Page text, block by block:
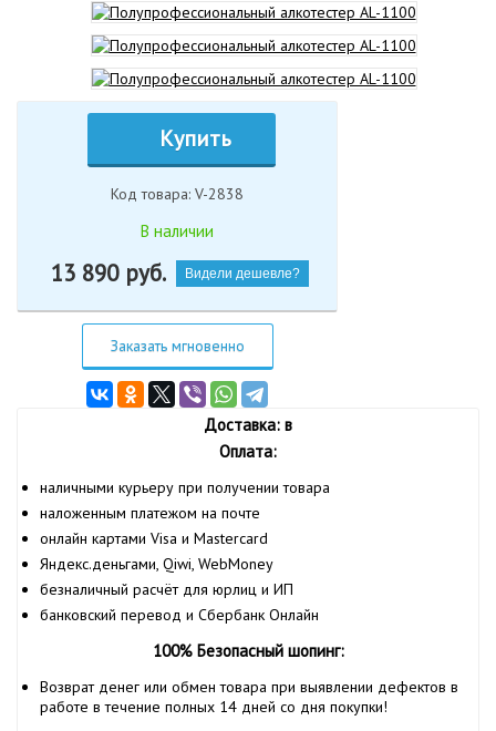
Купить
Код товара: V-2838
В наличии
13 890 руб. Видели дешевле?
Заказать мгновенно
Доставка: в
Оплата:
наличными курьеру при получении товара
наложенным платежом на почте
онлайн картами Visa и Mastercard
Яндекс.деньгами, Qiwi, WebMoney
безналичный расчёт для юрлиц и ИП
банковский перевод и Сбербанк Онлайн
100% Безопасный шопинг:
Возврат денег или обмен товара при выявлении дефектов в
работе в течение полных 14 дней со дня покупки!